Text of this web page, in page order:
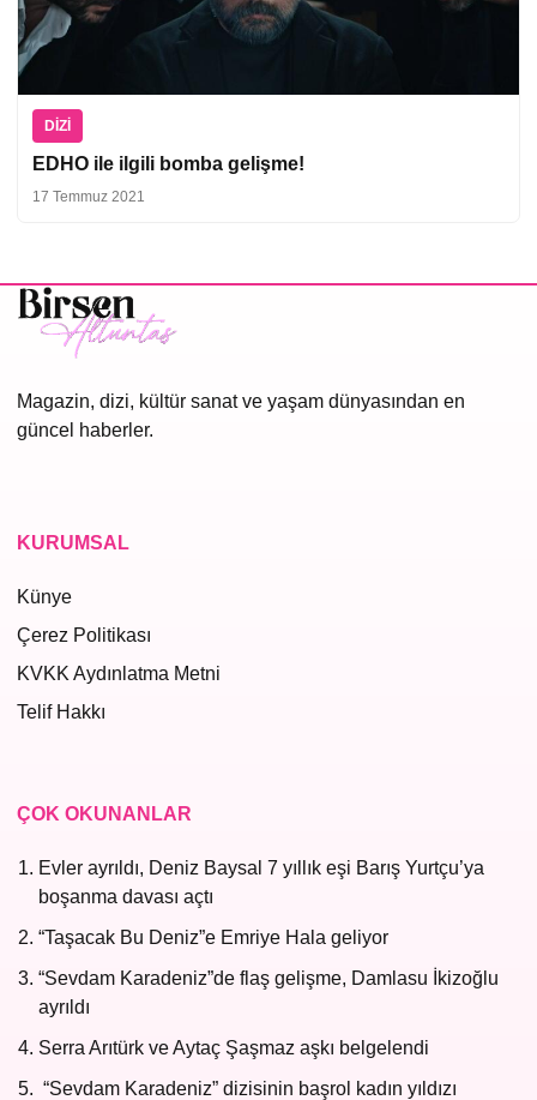
DIZI
EDHO ile ilgili bomba gelişme!
17 Temmuz 2021
Magazin, dizi, kültür sanat ve yaşam dünyasından en
güncel haberler.
KURUMSAL
Künye
Çerez Politikası
KVKK Aydınlatma Metni
Telif Hakkı
ÇOK OKUNANLAR
Evler ayrıldı, Deniz Baysal 7 yıllık eşi Barış Yurtçu’ya
boşanma davası açtı
“Taşacak Bu Deniz”e Emriye Hala geliyor
“Sevdam Karadeniz”de flaş gelişme, Damlasu İkizoğlu
ayrıldı
Serra Arıtürk ve Aytaç Şaşmaz aşkı belgelendi
“Sevdam Karadeniz” dizisinin başrol kadın yıldızı